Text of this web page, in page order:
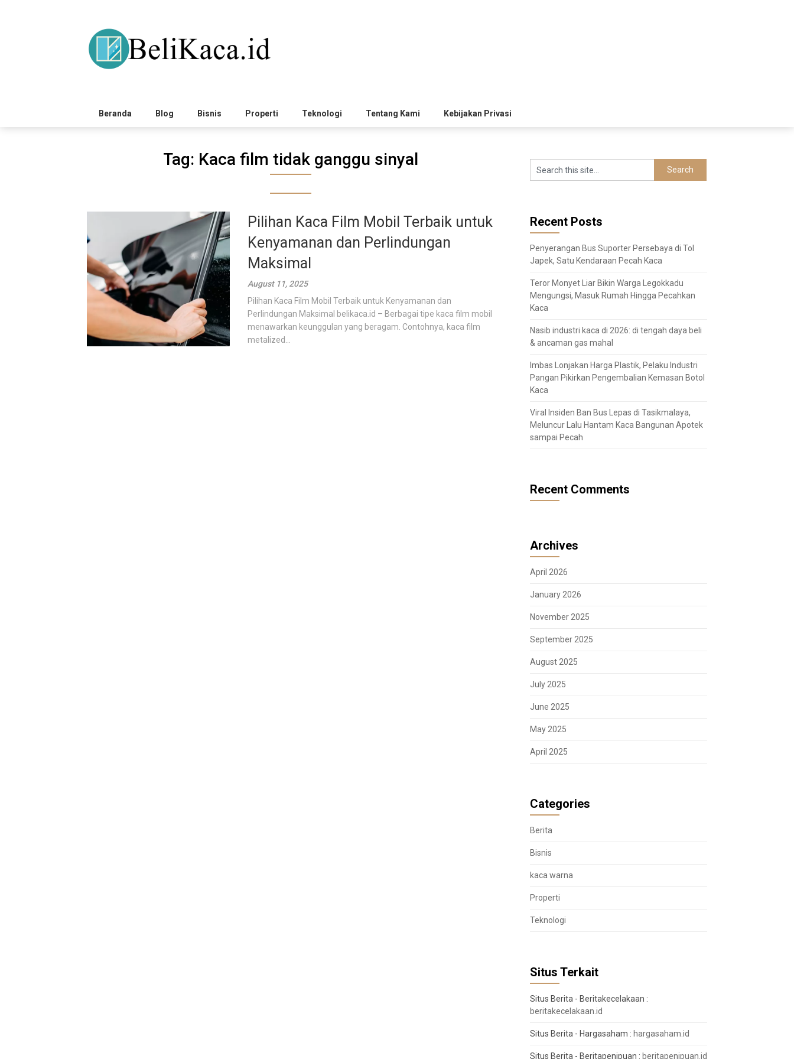
Beranda Blog Bisnis Properti Teknologi Tentang Kami Kebijakan Privasi
Tag: Kaca film tidak ganggu sinyal
Pilihan Kaca Film Mobil Terbaik untuk
Kenyamanan dan Perlindungan
Maksimal
August 11, 2025
Pilihan Kaca Film Mobil Terbaik untuk Kenyamanan dan
Perlindungan Maksimal belikaca.id – Berbagai tipe kaca film mobil
menawarkan keunggulan yang beragam. Contohnya, kaca film
metalized...
Recent Posts
Penyerangan Bus Suporter Persebaya di Tol
Japek, Satu Kendaraan Pecah Kaca
Teror Monyet Liar Bikin Warga Legokkadu
Mengungsi, Masuk Rumah Hingga Pecahkan
Kaca
Nasib industri kaca di 2026: di tengah daya beli
& ancaman gas mahal
Imbas Lonjakan Harga Plastik, Pelaku Industri
Pangan Pikirkan Pengembalian Kemasan Botol
Kaca
Viral Insiden Ban Bus Lepas di Tasikmalaya,
Meluncur Lalu Hantam Kaca Bangunan Apotek
sampai Pecah
Recent Comments
Archives
April 2026
January 2026
November 2025
September 2025
August 2025
July 2025
June 2025
May 2025
April 2025
Categories
Berita
Bisnis
kaca warna
Properti
Teknologi
Situs Terkait
Situs Berita - Beritakecelakaan :
beritakecelakaan.id
Situs Berita - Hargasaham : hargasaham.id
Situs Berita - Beritapenipuan : beritapenipuan.id